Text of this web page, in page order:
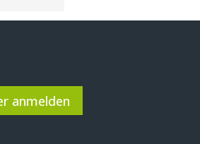
anmelden